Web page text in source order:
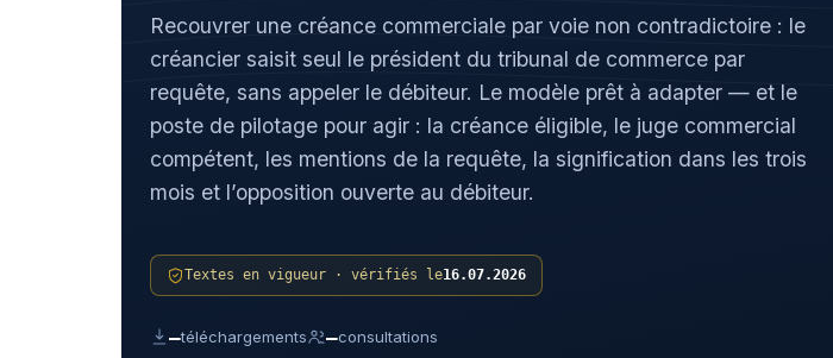
Recouvrer une créance commerciale par voie non contradictoire : le
créancier saisit seul le président du tribunal de commerce par
requête, sans appeler le débiteur. Le modèle prêt à adapter — et le
poste de pilotage pour agir : la créance éligible, le juge commercial
compétent, les mentions de la requête, la signification dans les trois
mois et l’opposition ouverte au débiteur.
Textes en vigueur · vérifiés le16.07.2026
—téléchargements —consultations